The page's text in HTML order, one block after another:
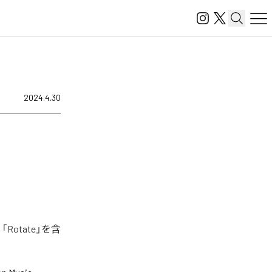
2024.4.30
Rotate」を含